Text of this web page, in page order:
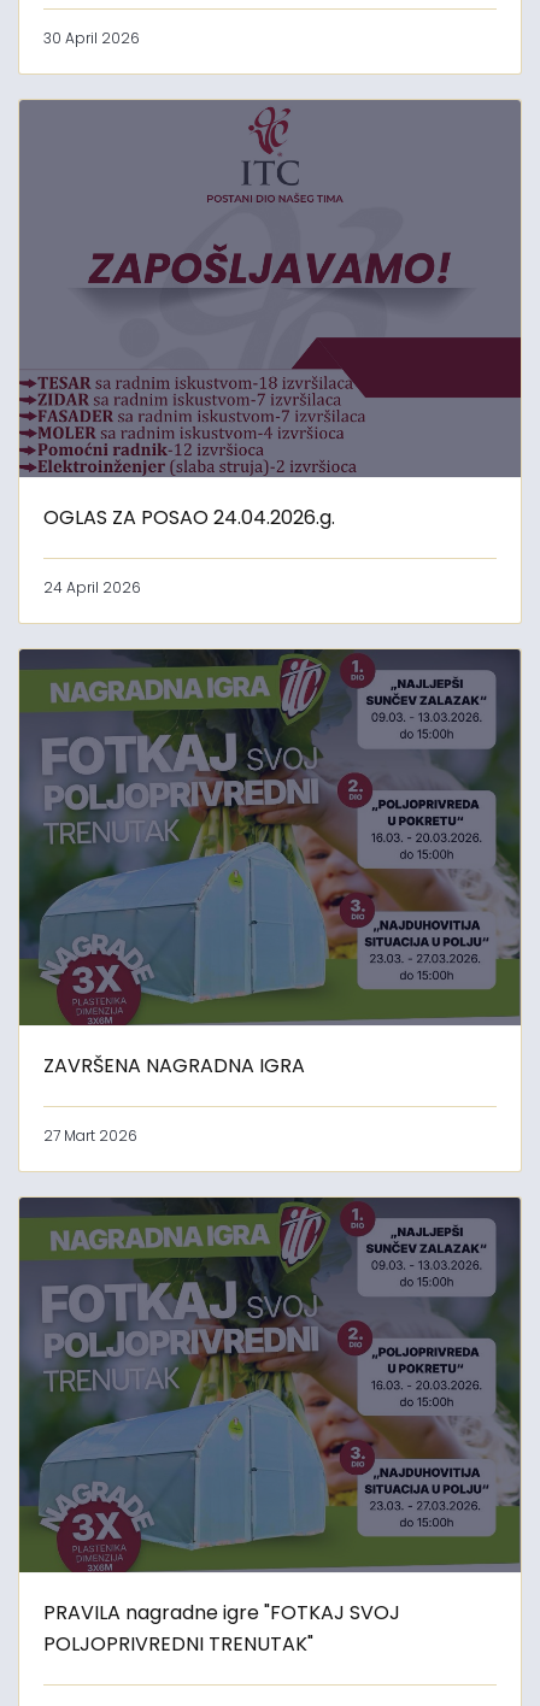
30 April 2026
OGLAS ZA POSAO 24.04.2026.g.
24 April 2026
ZAVRŠENA NAGRADNA IGRA
27 Mart 2026
PRAVILA nagradne igre "FOTKAJ SVOJ
POLJOPRIVREDNI TRENUTAK"